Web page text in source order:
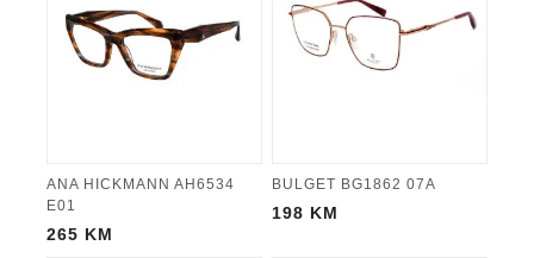
ANA HICKMANN AH6534
E01
265 KM
BULGET BG1862 07A
198 KM